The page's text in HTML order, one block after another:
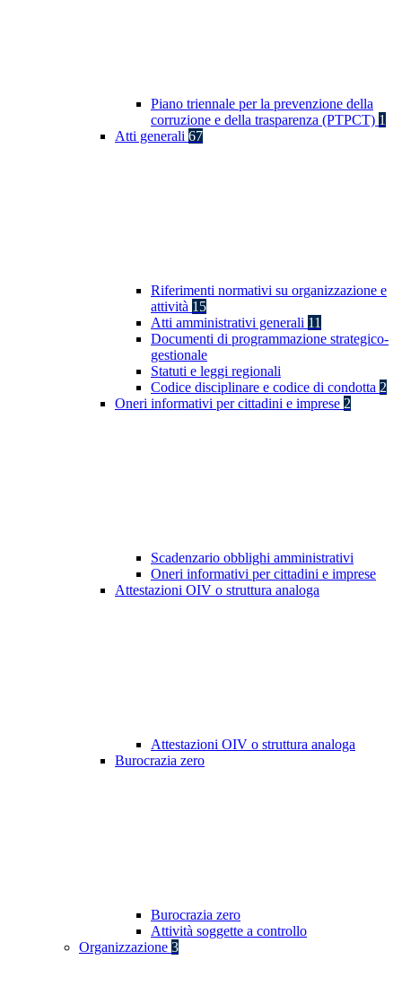
Piano triennale per la prevenzione della
corruzione e della trasparenza (PTPCT) 1
Atti generali 67
Riferimenti normativi su organizzazione e
attività 15
Atti amministrativi generali 11
Documenti di programmazione strategico-
gestionale
Statuti e leggi regionali
Codice disciplinare e codice di condotta 2
Oneri informativi per cittadini e imprese 2
Scadenzario obblighi amministrativi
Oneri informativi per cittadini e imprese
Attestazioni OIV o struttura analoga
Attestazioni OIV o struttura analoga
Burocrazia zero
Burocrazia zero
Attività soggette a controllo
Organizzazione 3